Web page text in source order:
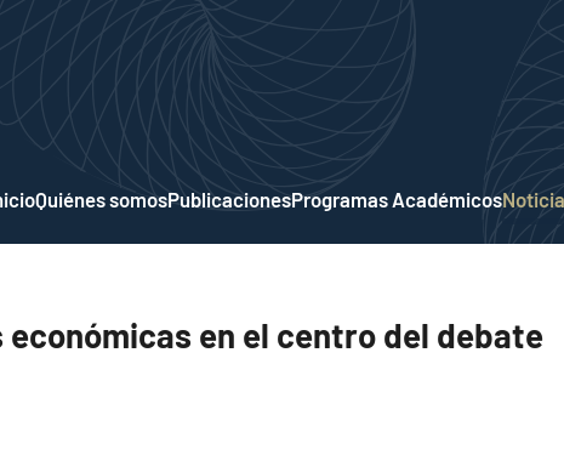
Quiénes somosPublicacionesProgramas Académicos
en el centro del debate